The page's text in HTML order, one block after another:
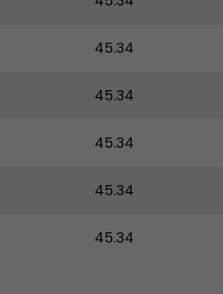
45.34
45.34
45.34
45.34
45.34